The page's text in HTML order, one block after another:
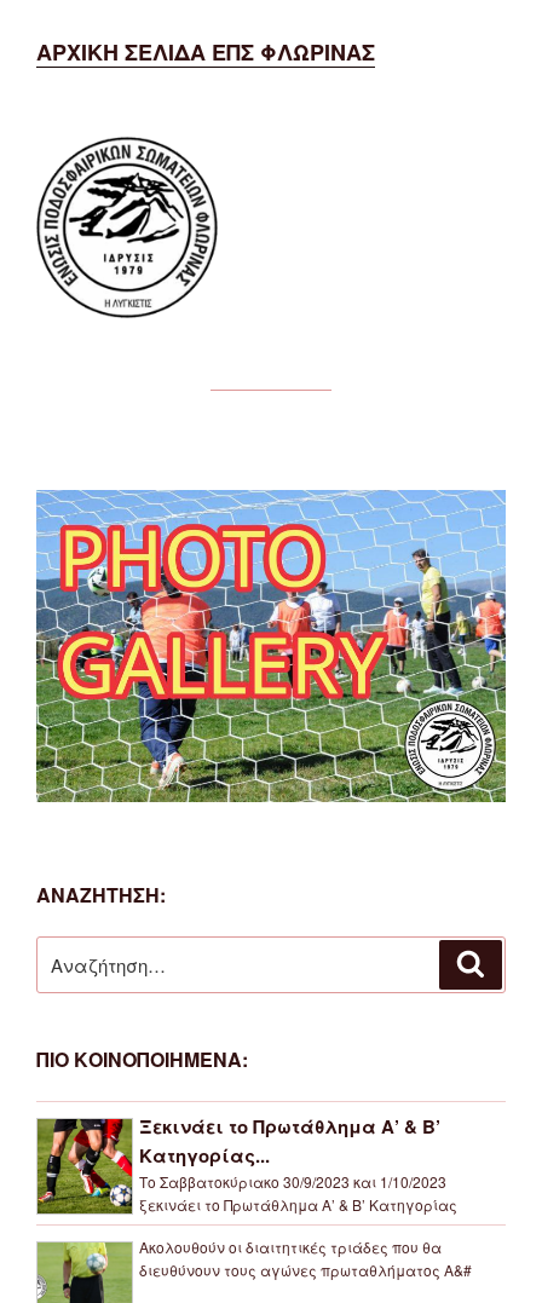
ΑΡΧΙΚΗ ΣΕΛΙΔΑ ΕΠΣ ΦΛΩΡΙΝΑΣ
ΑΝΑΖΗΤΗΣΗ:
για:
ΠΙΟ ΚΟΙΝΟΠΟΙΗΜΕΝΑ:
Ξεκινάει το Πρωτάθλημα Α’ & Β’
Κατηγορίας...
Το Σαββατοκύριακο 30/9/2023 και 1/10/2023
ξεκινάει το Πρωτάθλημα Α’ & Β’ Κατηγορίας
Ακολουθούν οι διαιτητικές τριάδες που θα
διευθύνουν τους αγώνες πρωταθλήματος Α&#